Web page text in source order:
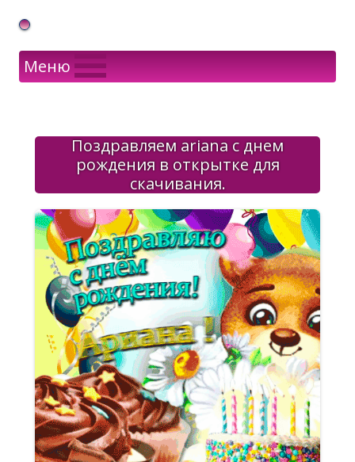
Gif Открытки в подарок
Меню
Поздравляем ariana с днем
рождения в открытке для
скачивания.